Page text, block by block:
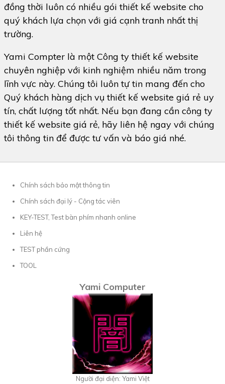
đồng thời luôn có nhiều gói thiết kế website cho
quý khách lựa chọn với giá cạnh tranh nhất thị
trường.
Yami Compter là một Công ty thiết kế website
chuyên nghiệp với kinh nghiệm nhiều năm trong
lĩnh vực này. Chúng tôi luôn tự tin mang đến cho
Quý khách hàng dịch vụ thiết kế website giá rẻ uy
tín, chất lượng tốt nhất. Nếu bạn đang cần công ty
thiết kế website giá rẻ, hãy liên hệ ngay với chúng
tôi thông tin để được tư vấn và báo giá nhé.
Chính sách bảo mật thông tin
Chính sách đại lý - Cộng tác viên
KEY-TEST, Test bàn phím nhanh online
Liên hệ
TEST phần cứng
TOOL
Yami Computer
Người đại diện: Yami Việt